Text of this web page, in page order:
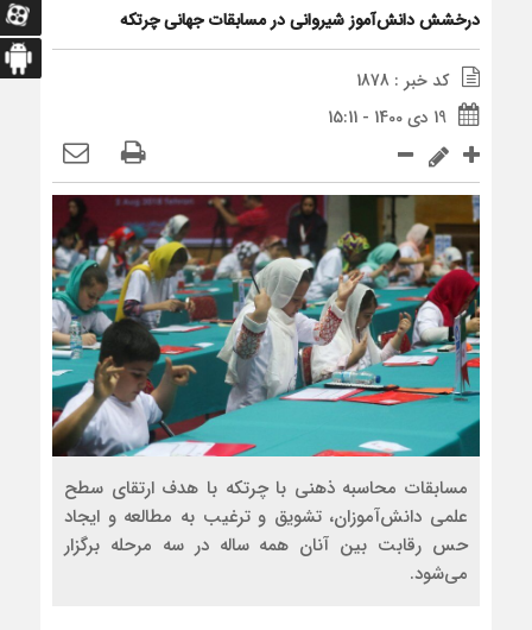
درخشش دانش‌آموز شیروانی در مسابقات جهانی چرتکه
کد خبر : 1878
19 دی 1400 - 15:11
مسابقات محاسبه ذهنی با چرتکه با هدف ارتقای سطح
علمی دانش‌آموزان، تشویق و ترغیب به مطالعه و ایجاد
حس رقابت بین آنان همه ساله در سه مرحله برگزار
می‌شود.